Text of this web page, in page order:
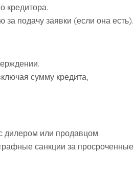
кредитора.
подачу заявки (если она есть).
сумму кредита,
дилером или продавцом.
санкции за просроченные